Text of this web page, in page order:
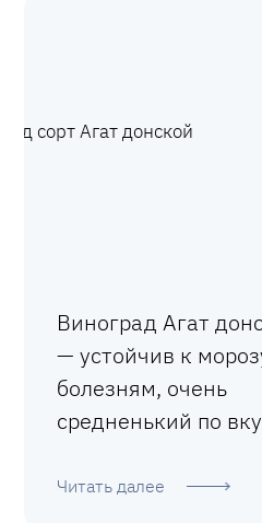
Виноград Агат
— устойчив к
болезням, очень
средненький по
Читать далее